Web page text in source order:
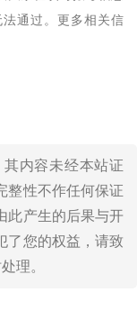
通过。更多相关信
内容未经本站证
整性不作任何保证
此产生的后果与开
了您的权益，请致
理。